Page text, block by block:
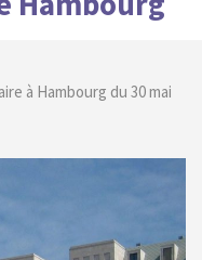
à Hambourg du 30 mai